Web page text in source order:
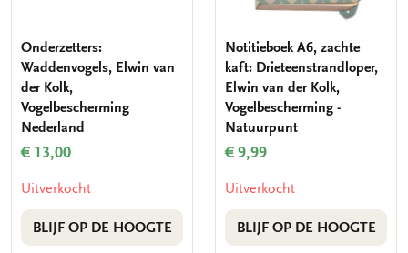
Onderzetters:
Waddenvogels, Elwin van
der Kolk,
Vogelbescherming
Nederland
€ 13,00
Uitverkocht
BLIJF OP DE HOOGTE
Notitieboek A6, zachte
kaft: Drieteenstrandloper,
Elwin van der Kolk,
Vogelbescherming -
Natuurpunt
€ 9,99
Uitverkocht
BLIJF OP DE HOOGTE